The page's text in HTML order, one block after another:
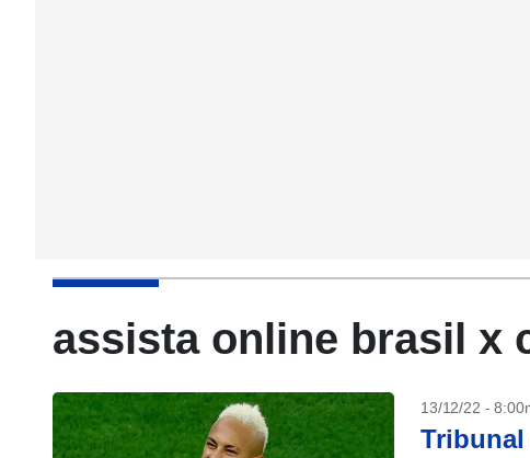
assista online brasil x
13/12/22 -
Tribunal